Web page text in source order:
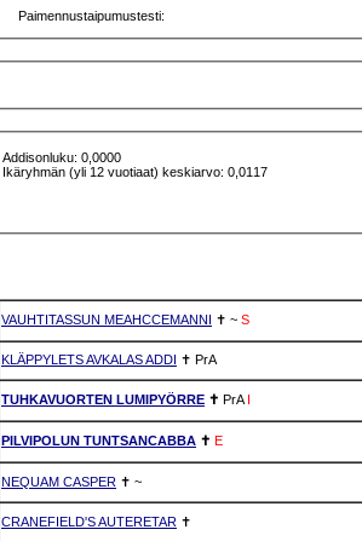
Paimennustaipumustesti:
Addisonluku: 0,0000
Ikäryhmän (yli 12 vuotiaat) keskiarvo: 0,0117
VAUHTITASSUN MEAHCCEMANNI ✝ ~ S
KLÄPPYLETS AVKALAS ADDI ✝ PrA
TUHKAVUORTEN LUMIPYÖRRE ✝ PrA I
PILVIPOLUN TUNTSANCABBA ✝ E
NEQUAM CASPER ✝ ~
CRANEFIELD'S AUTERETAR ✝